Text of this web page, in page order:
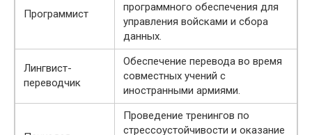
Программист
программного обеспечения для
управления войсками и сбора
данных.
Лингвист-
переводчик
Обеспечение перевода во время
совместных учений с
иностранными армиями.
Проведение тренингов по
стрессоустойчивости и оказание